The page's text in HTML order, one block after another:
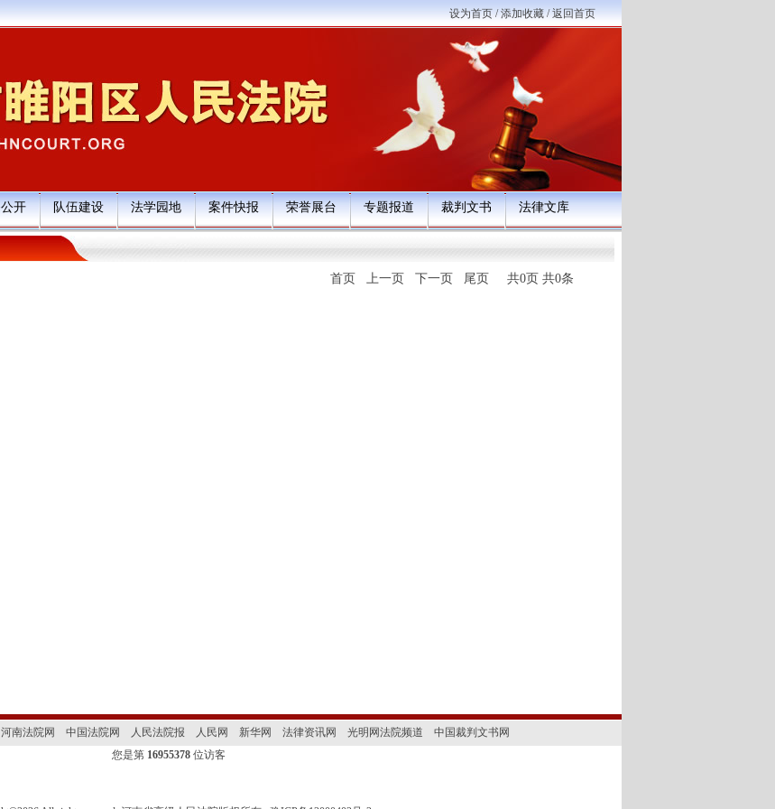
设为首页/添加收藏/返回首页
开 队伍建设 法学园地 案件快报 荣誉展台 专题报道 裁判文书 法律文库
首页 上一页 下一页 尾页 共0页 共0条
河南法院网 中国法院网 人民法院报 人民网 新华网 法律资讯网 光明网法院频道
中国裁判文书网
您是第 16955378 位访客